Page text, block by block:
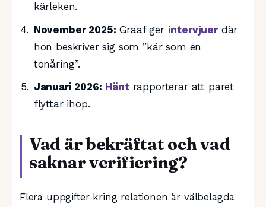
kärleken.
November 2025: Graaf ger intervjuerdär
hon beskriver sig som ”kär som en
tonåring”.
Januari 2026: Häntrapporterar att paret
flyttar ihop.
Vad är bekräftat och vad
saknar verifiering?
Flera uppgifter kring relationen är välbelagda